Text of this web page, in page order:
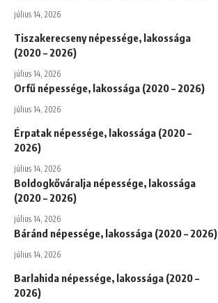
július 14, 2026
Tiszakerecseny népessége, lakossága
(2020 – 2026)
július 14, 2026
Orfű népessége, lakossága (2020 – 2026)
július 14, 2026
Érpatak népessége, lakossága (2020 –
2026)
július 14, 2026
Boldogkőváralja népessége, lakossága
(2020 – 2026)
július 14, 2026
Báránd népessége, lakossága (2020 – 2026)
július 14, 2026
Barlahida népessége, lakossága (2020 –
2026)